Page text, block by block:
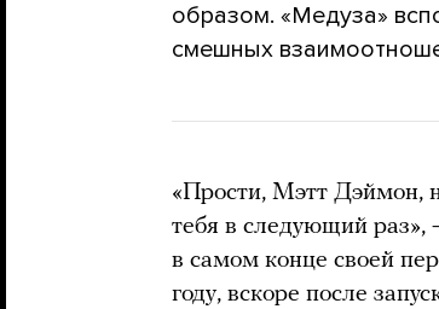
образом. «Медуза»
смешных
«Прости, Мэтт Дэймон,
тебя в следующий
в самом конце своей
году, вскоре после